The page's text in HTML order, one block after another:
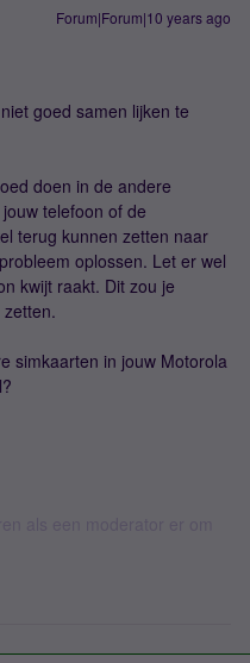
Forum|Forum|10 years ago
goed samen lijken te
doen in de andere
telefoon of de
terug kunnen zetten naar
oplossen. Let er wel
kwijt raakt. Dit zou je
simkaarten in jouw Motorola